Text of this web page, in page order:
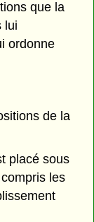
que la
lui
ordonne
de la
placé sous
les